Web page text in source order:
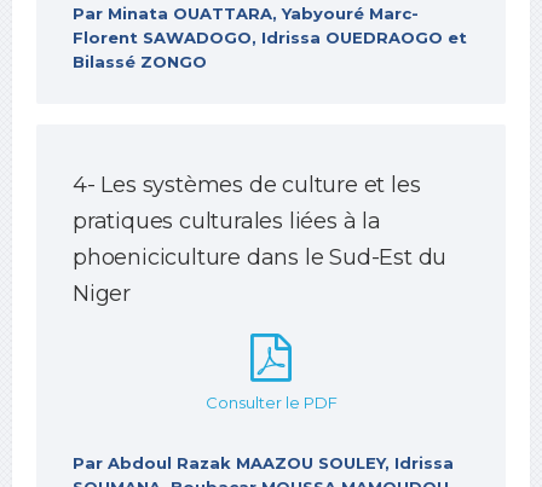
Par Minata OUATTARA, Yabyouré Marc-
Florent SAWADOGO, Idrissa OUEDRAOGO et
Bilassé ZONGO
4- Les systèmes de culture et les
pratiques culturales liées à la
phoeniciculture dans le Sud-Est du
Niger
Consulter le PDF
Par Abdoul Razak MAAZOU SOULEY, Idrissa